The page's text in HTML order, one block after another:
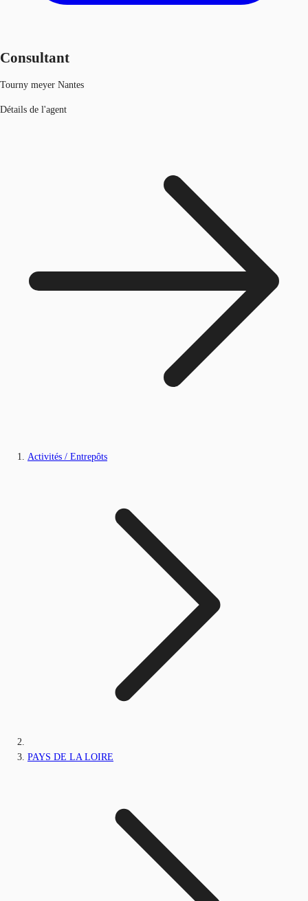
Consultant
Tourny meyer Nantes
Détails de l'agent
Activités / Entrepôts
PAYS DE LA LOIRE